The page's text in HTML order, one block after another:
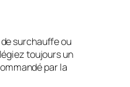
surchauffe ou
toujours un
par la